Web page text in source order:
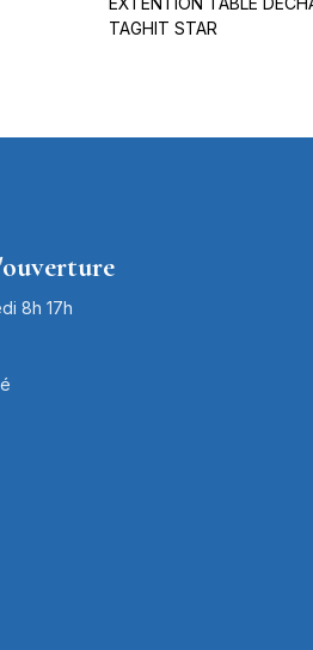
TAGHIT STAR
8h 17h